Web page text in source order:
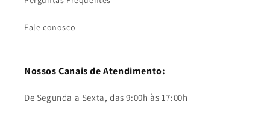
Fale conosco
Nossos Canais de Atendimento:
De Segunda a Sexta, das 9:00h às 17:00h